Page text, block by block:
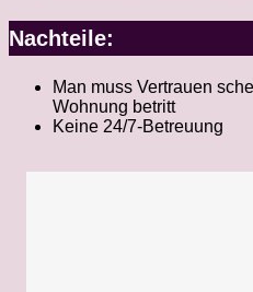
Nachteile:
Man muss Vertrauen
Wohnung betritt
Keine 24/7-Betreuung